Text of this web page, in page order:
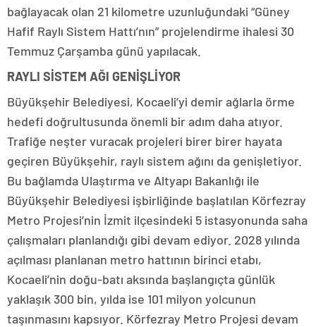
bağlayacak olan 21 kilometre uzunluğundaki “Güney
Hafif Raylı Sistem Hattı’nın” projelendirme ihalesi 30
Temmuz Çarşamba günü yapılacak.
RAYLI SİSTEM AĞI GENİŞLİYOR
Büyükşehir Belediyesi, Kocaeli’yi demir ağlarla örme
hedefi doğrultusunda önemli bir adım daha atıyor.
Trafiğe neşter vuracak projeleri birer birer hayata
geçiren Büyükşehir, raylı sistem ağını da genişletiyor.
Bu bağlamda Ulaştırma ve Altyapı Bakanlığı ile
Büyükşehir Belediyesi işbirliğinde başlatılan Körfezray
Metro Projesi’nin İzmit ilçesindeki 5 istasyonunda saha
çalışmaları planlandığı gibi devam ediyor. 2028 yılında
açılması planlanan metro hattının birinci etabı,
Kocaeli’nin doğu-batı aksında başlangıçta günlük
yaklaşık 300 bin, yılda ise 101 milyon yolcunun
taşınmasını kapsıyor. Körfezray Metro Projesi devam